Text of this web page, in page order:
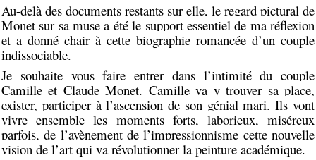
Au-delà des documents restants sur elle, le regard pictural de
Monet sur sa muse a été le support essentiel de ma réflexion
et a donné chair à cette biographie romancée d’un couple
indissociable.
Je souhaite vous faire entrer dans l’intimité du couple
Camille et Claude Monet. Camille va y trouver sa place,
exister, participer à l’ascension de son génial mari. Ils vont
vivre ensemble les moments forts, laborieux, miséreux
parfois, de l’avènement de l’impressionnisme cette nouvelle
vision de l’art qui va révolutionner la peinture académique.